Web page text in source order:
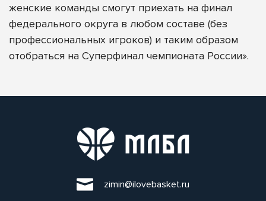
женские команды смогут приехать на финал
федерального округа в любом составе (без
профессиональных игроков) и таким образом
отобраться на Суперфинал чемпионата России».
zimin@ilovebasket.ru